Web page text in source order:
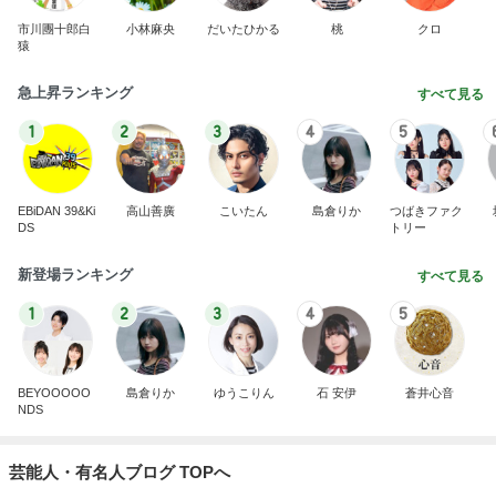
市川團十郎白
猿
小林麻央 だいたひかる 桃 クロ
急上昇ランキング すべて見る
1
EBiDAN 39&Ki
DS
2
高山善廣
3
こいたん
4
島倉りか
5
つばきファク
トリー
新登場ランキング すべて見る
1
BEYOOOOO
NDS
2
島倉りか
3
ゆうこりん
4
石 安伊
5
蒼井心音
芸能人・有名人ブログ TOPへ